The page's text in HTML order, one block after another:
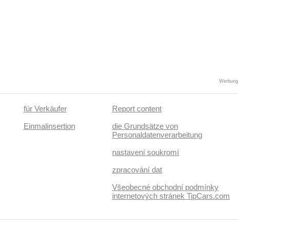
Werbung
für Verkäufer
Einmalinsertion
Report content
die Grundsätze von
Personaldatenverarbeitung
nastavení soukromí
zpracování dat
Všeobecné obchodní podmínky
internetových stránek TipCars.com